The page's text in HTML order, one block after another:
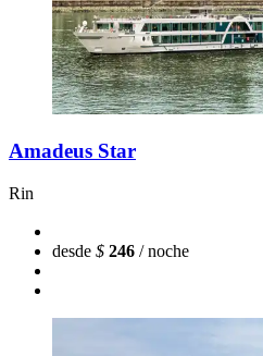
Amadeus Star
Rin
desde $ 246 / noche